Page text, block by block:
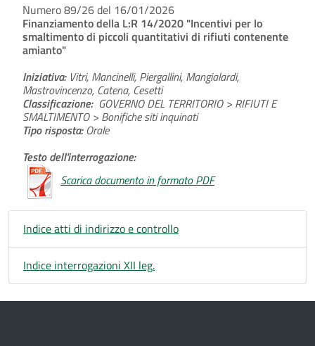
Numero 89/26 del 16/01/2026
Finanziamento della L:R 14/2020 "Incentivi per lo
smaltimento di piccoli quantitativi di rifiuti contenente
amianto"
Iniziativa:Vitri, Mancinelli, Piergallini, Mangialardi,
Mastrovincenzo, Catena, Cesetti
Classificazione: GOVERNO DEL TERRITORIO > RIFIUTI E
SMALTIMENTO > Bonifiche siti inquinati
Tipo risposta:Orale
Testo dell'interrogazione:
Scarica documento in formato PDF
Indice atti di indirizzo e controllo
Indice interrogazioni XII leg.